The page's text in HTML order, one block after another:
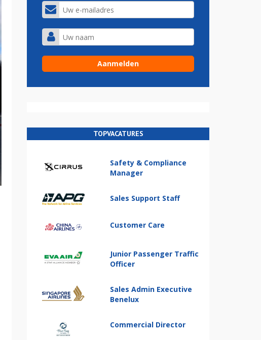
TOPVACATURES
Safety & Compliance
Manager
Sales Support Staff
Customer Care
Junior Passenger Traffic
Officer
Sales Admin Executive
Benelux
Commercial Director